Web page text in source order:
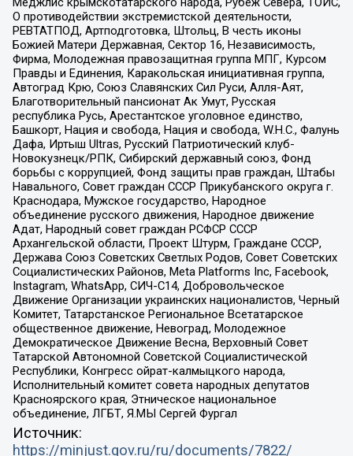
О противодействии экстремистской деятельности,
РЕВТАТПОД, Артподготовка, Штольц, В честь иконы
Божией Матери Державная, Сектор 16, Независимость,
Фирма, Молодежная правозащитная группа МПГ, Курсом
Правды и Единения, Каракольская инициативная группа,
Автоград Крю, Союз Славянских Сил Руси, Алля-Аят,
Благотворительный пансионат Ак Умут, Русская
республика Русь, Арестантское уголовное единство,
Башкорт, Нация и свобода, Нация и свобода, W.H.С., Фалунь
Дафа, Иртыш Ultras, Русский Патриотический клуб-
Новокузнецк/РПК, Сибирский державный союз, Фонд
борьбы с коррупцией, Фонд защиты прав граждан, Штабы
Навального, Совет граждан СССР Прикубанского округа г.
Краснодара, Мужское государство, Народное
объединение русского движения, Народное движение
Адат, Народный совет граждан РСФСР СССР
Архангельской области, Проект Штурм, Граждане СССР,
Держава Союз Советских Светлых Родов, Совет Советских
Социалистических Районов, Meta Platforms Inc, Facebook,
Instagram, WhatsApp, СИЧ-С14, Добровольческое
Движение Организации украинских националистов, Черный
Комитет, Татарстанское Региональное Всетатарское
общественное движение, Невоград, Молодежное
Демократическое Движение Весна, Верховный Совет
Татарской Автономной Советской Социалистической
Республики, Конгресс ойрат-калмыцкого народа,
Исполнительный комитет совета народных депутатов
Красноярского края, Этническое национальное
объединение, ЛГБТ, Я.МЫ Сергей Фургал
Источник:
https://minjust.gov.ru/ru/documents/7822/